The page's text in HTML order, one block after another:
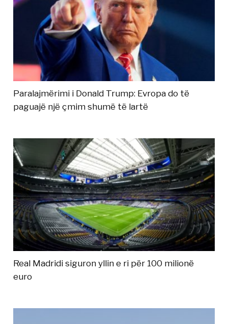
Paralajmërimi i Donald Trump: Evropa do të
paguajë një çmim shumë të lartë
Real Madridi siguron yllin e ri për 100 milionë
euro